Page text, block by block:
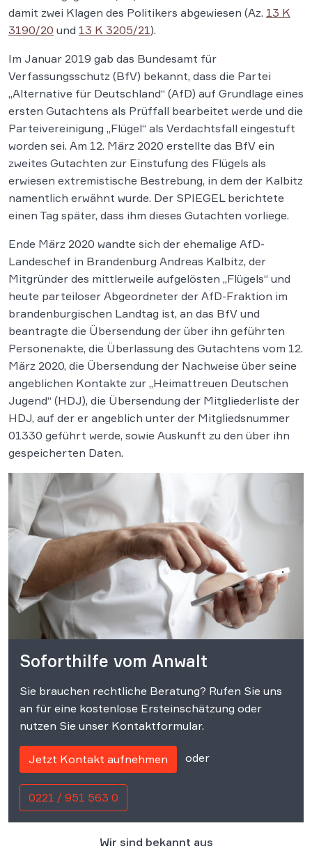
damit zwei Klagen des Politikers abgewiesen (Az. 13 K
3190/20 und 13 K 3205/21).
Im Januar 2019 gab das Bundesamt für
Verfassungsschutz (BfV) bekannt, dass die Partei
„Alternative für Deutschland“ (AfD) auf Grundlage eines
ersten Gutachtens als Prüffall bearbeitet werde und die
Parteivereinigung „Flügel“ als Verdachtsfall eingestuft
worden sei. Am 12. März 2020 erstellte das BfV ein
zweites Gutachten zur Einstufung des Flügels als
erwiesen extremistische Bestrebung, in dem der Kalbitz
namentlich erwähnt wurde. Der SPIEGEL berichtete
einen Tag später, dass ihm dieses Gutachten vorliege.
Ende März 2020 wandte sich der ehemalige AfD-
Landeschef in Brandenburg Andreas Kalbitz, der
Mitgründer des mittlerweile aufgelösten „Flügels“ und
heute parteiloser Abgeordneter der AfD-Fraktion im
brandenburgischen Landtag ist, an das BfV und
beantragte die Übersendung der über ihn geführten
Personenakte, die Überlassung des Gutachtens vom 12.
März 2020, die Übersendung der Nachweise über seine
angeblichen Kontakte zur „Heimattreuen Deutschen
Jugend“ (HDJ), die Übersendung der Mitgliederliste der
HDJ, auf der er angeblich unter der Mitgliedsnummer
01330 geführt werde, sowie Auskunft zu den über ihn
gespeicherten Daten.
Soforthilfe vom Anwalt
Sie brauchen rechtliche Beratung? Rufen Sie uns
an für eine kostenlose Ersteinschätzung oder
nutzen Sie unser Kontaktformular.
Jetzt Kontakt aufnehmen oder
0221 / 951 563 0
Wir sind bekannt aus